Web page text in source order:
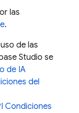
las
.
de las
Studio se
de IA
del
Condiciones